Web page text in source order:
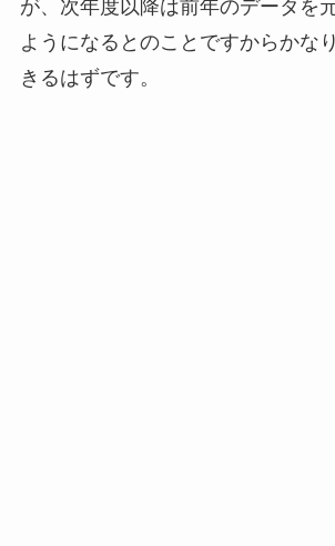
が、次年度以降は前年のデータを
ようになるとのことですからかな
きるはずです。